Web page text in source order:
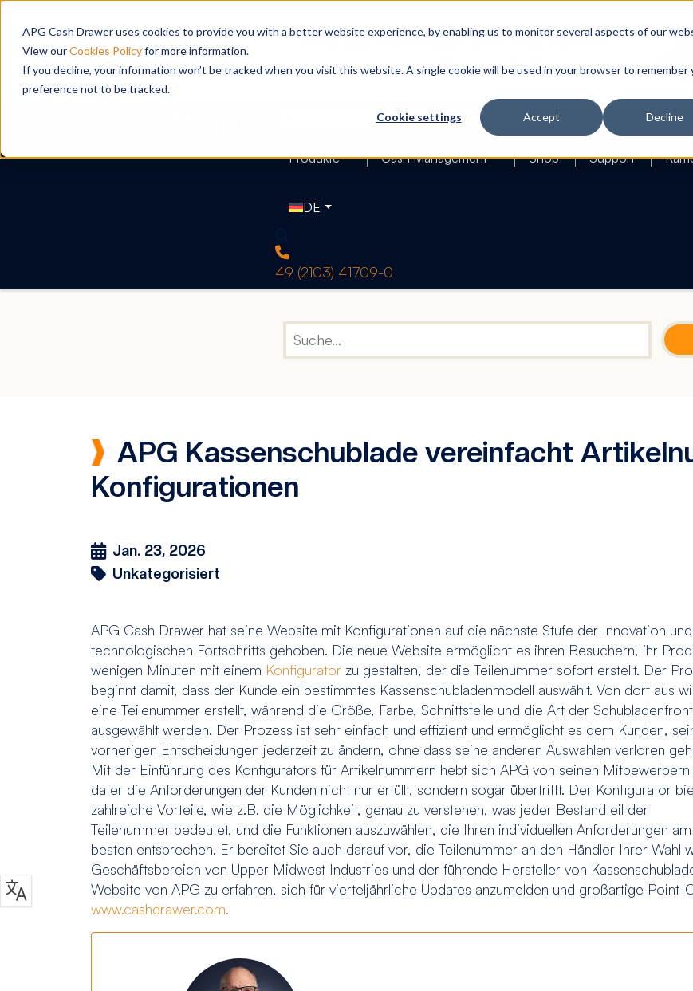
APG Cash Drawer uses cookies to provide you with a better website experience, by enabling us to monitor several aspects of our
View ourCookies Policyfor more information.
If you decline, your information won’t be tracked when you visit this website. A single cookie will be used in your browser to remember
preference not to be tracked.
Cookie settings Accept Decline
Search
Produkte Cash Management Shop Support
DE
49 (2103) 41709-0
APG Kassenschublade vereinfacht
Konfigurationen
Jan. 23, 2026
Unkategorisiert
APG Cash Drawer hat seine Website mit Konfigurationen auf die nächste Stufe der Innovation
technologischen Fortschritts gehoben. Die neue Website ermöglicht es ihren Besuchern, ihr
wenigen Minuten mit einem Konfigurator zu gestalten, der die Teilenummer sofort erstellt. Der
beginnt damit, dass der Kunde ein bestimmtes Kassenschubladenmodell auswählt. Von dort aus
eine Teilenummer erstellt, während die Größe, Farbe, Schnittstelle und die Art der Schubladenfront
ausgewählt werden. Der Prozess ist sehr einfach und effizient und ermöglicht es dem Kunden,
vorherigen Entscheidungen jederzeit zu ändern, ohne dass seine anderen Auswahlen verloren
Mit der Einführung des Konfigurators für Artikelnummern hebt sich APG von seinen Mitbewerbern
da er die Anforderungen der Kunden nicht nur erfüllt, sondern sogar übertrifft. Der Konfigurator
zahlreiche Vorteile, wie z.B. die Möglichkeit, genau zu verstehen, was jeder Bestandteil der
Teilenummer bedeutet, und die Funktionen auszuwählen, die Ihren individuellen Anforderungen am
besten entsprechen. Er bereitet Sie auch darauf vor, die Teilenummer an den Händler Ihrer Wahl
Geschäftsbereich von Upper Midwest Industries und der führende Hersteller von
Website von APG zu erfahren, sich für vierteljährliche Updates anzumelden und großartige Point-
www.cashdrawer.com.